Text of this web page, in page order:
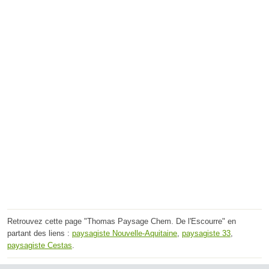
Retrouvez cette page "Thomas Paysage Chem. De l'Escourre" en
partant des liens : paysagiste Nouvelle-Aquitaine, paysagiste 33,
paysagiste Cestas.